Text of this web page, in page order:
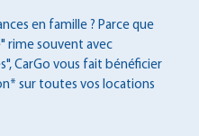
en famille ? Parce que
rime souvent avec
CarGo vous fait bénéficier
sur toutes vos locations